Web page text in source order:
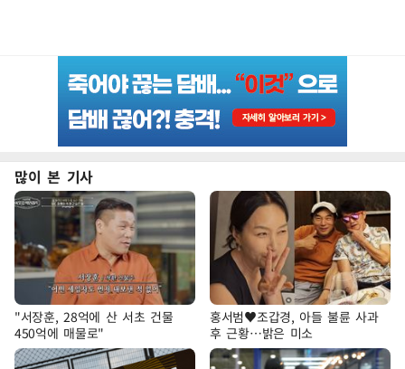
많이 본 기사
"서장훈, 28억에 산 서초 건물
450억에 매물로"
홍서범♥조갑경, 아들 불륜 사과
후 근황…밝은 미소